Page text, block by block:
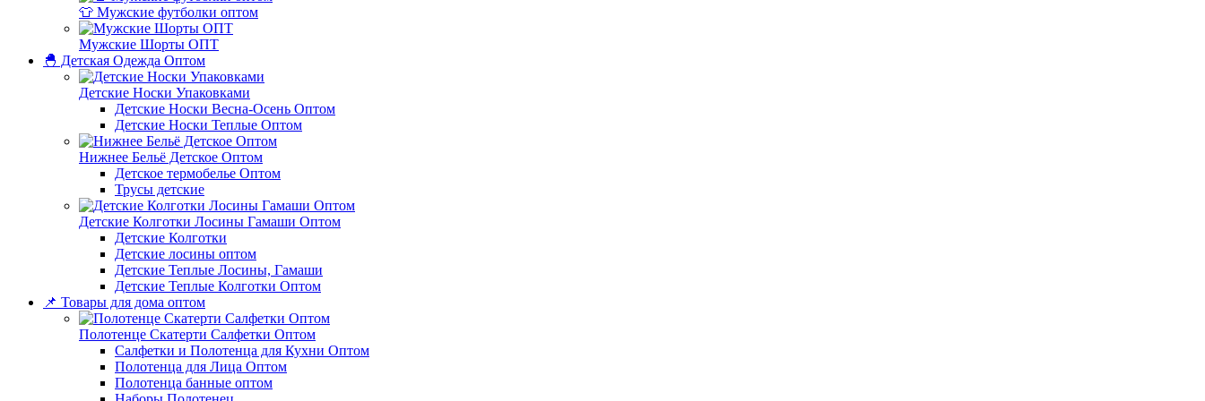
👕 Мужские футболки оптом
Мужские Шорты ОПТ
🐣 Детская Одежда Оптом
Детские Носки Упаковками
Детские Носки Весна-Осень Оптом
Детские Носки Теплые Оптом
Нижнее Бельё Детское Оптом
Детское термобелье Оптом
Трусы детские
Детские Колготки Лосины Гамаши Оптом
Детские Колготки
Детские лосины оптом
Детские Теплые Лосины, Гамаши
Детские Теплые Колготки Оптом
📌 Товары для дома оптом
Полотенце Скатерти Салфетки Оптом
Салфетки и Полотенца для Кухни Оптом
Полотенца для Лица Оптом
Полотенца банные оптом